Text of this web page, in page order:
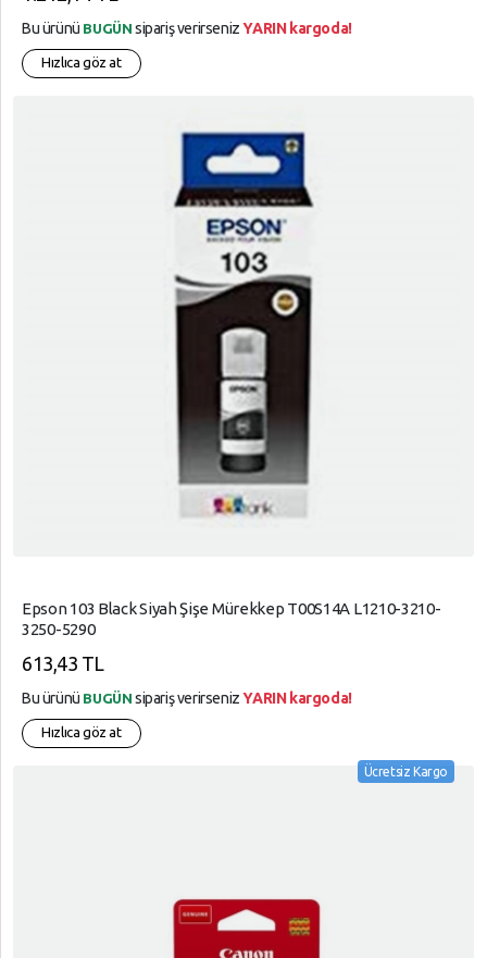
Bu ürünü BUGÜN sipariş verirsenizYARIN kargoda!
Hızlıca göz at
Epson 103 Black Siyah Şişe Mürekkep T00S14A L1210-3210-
3250-5290
613,43 TL
Bu ürünü BUGÜN sipariş verirsenizYARIN kargoda!
Hızlıca göz at
Ücretsiz Kargo